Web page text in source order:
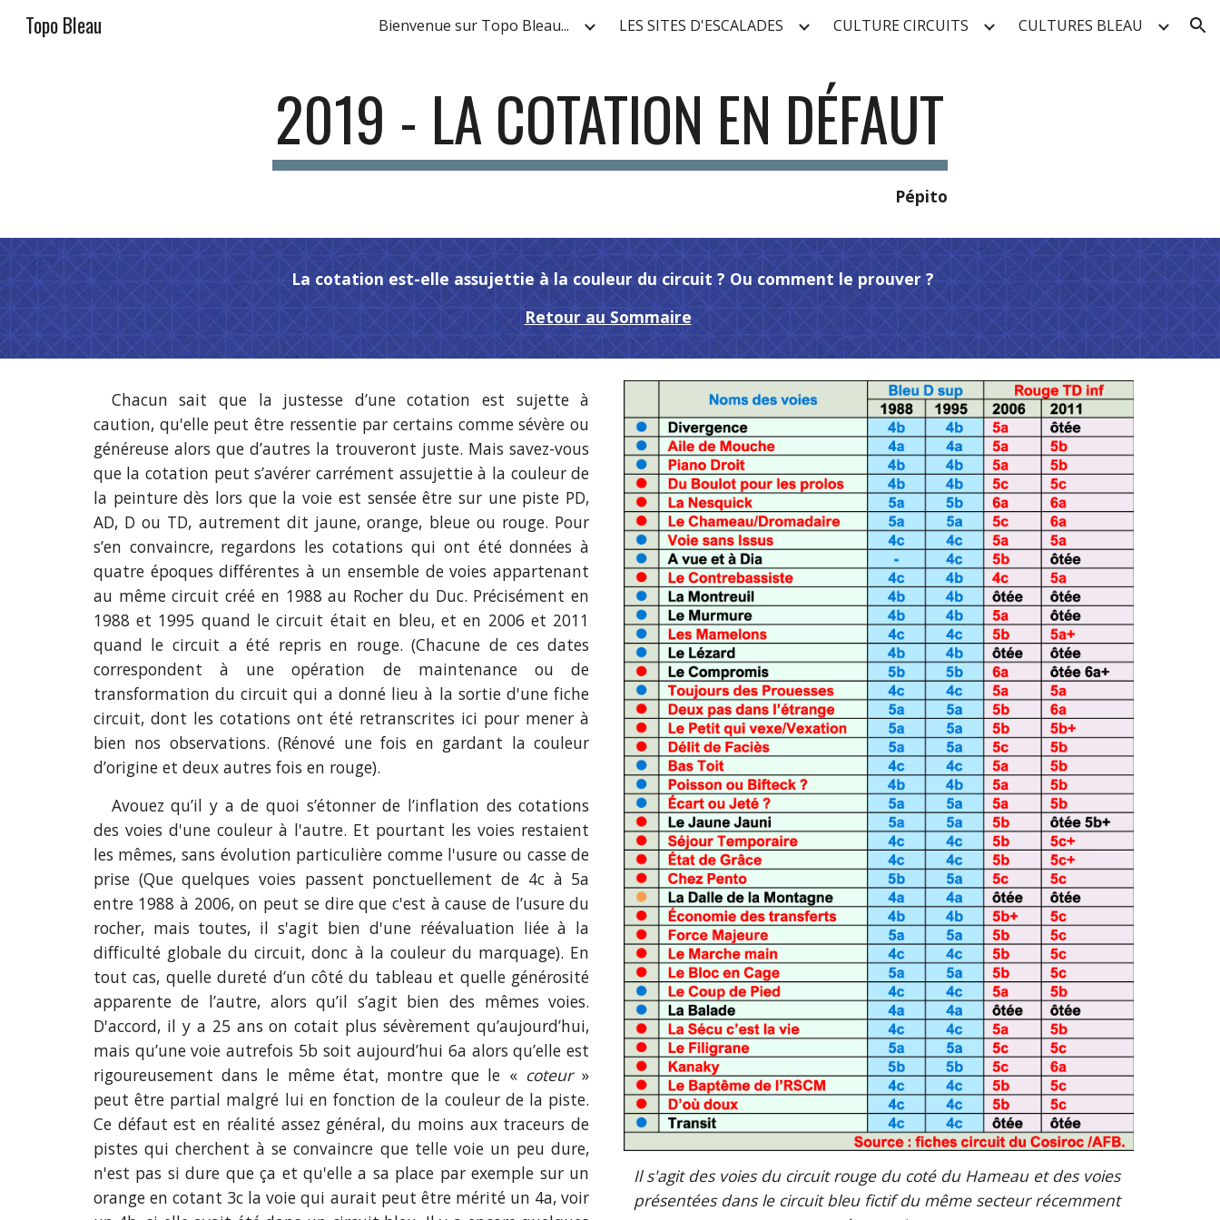
Skip to main content Skip to navigation
Topo Bleau Bienvenue sur Topo Bleau... LES SITES D'ESCALADES CULTURE CIRCUITS CULTURES BLEAU
2019 - LA COTATION EN DÉFAUT
Pépito
La cotation est-elle assujettie à la couleur du circuit ? Ou comment le prouver ?
Retour au Sommaire
Chacun sait que la justesse d’une cotation est sujette à
caution, qu'elle peut être ressentie par certains comme sévère ou
généreuse alors que d’autres la trouveront juste. Mais savez-vous
que la cotation peut s’avérer carrément assujettie à la couleur de
la peinture dès lors que la voie est sensée être sur une piste PD,
AD, D ou TD, autrement dit jaune, orange, bleue ou rouge. Pour
s’en convaincre, regardons les cotations qui ont étédonnées à
quatre époques différentes à un ensemble de voies appartenant
au même circuit créé en 1988 au Rocher du Duc. Précisément en
1988 et 1995 quand le circuit était en bleu, et en 2006 et 2011
quand le circuit a été repris en rouge. (Chacune de ces dates
correspondent à une opération de maintenanceou de
transformation du circuit qui a donné lieuà la sortie d'une fiche
circuit, dont les cotations ont été retranscrites ici pour mener à
bien nos observations. (Rénové une fois en gardant la couleur
d’origine et deux autres fois en rouge).
Avouez qu’il y a de quoi s’étonner de l’inflation des cotations
des voies d'une couleur à l'autre. Et pourtant les voies restaient
les mêmes, sans évolution particulière comme l'usure ou casse de
prise (Que quelques voies passent ponctuellement de 4c à 5a
entre 1988 à 2006, on peut se dire que c'est à cause de l’usure du
rocher, mais toutes, il s'agit bien d'une réévaluation liée à la
difficulté globale du circuit, donc à la couleur du marquage). En
tout cas, quelle dureté d’un côté du tableau et quelle générosité
apparente de l’autre, alors qu’il s’agit bien des mêmes voies.
D'accord, il y a 25 ans on cotait plus sévèrement qu’aujourd’hui,
mais qu’une voie autrefois 5b soit aujourd’hui 6a alors qu’elle est
rigoureusement dans le même état, montreque le « coteur»
peut être partial malgré lui en fonction de la couleur de la piste.
Ce défaut est en réalité assez général, du moins aux traceurs de
pistes quicherchent à se convaincre que telle voie un peu dure,
n'est pas si dure que ça et qu'elle a sa place par exemple sur un
orange en cotant 3c la voie qui aurait peut être mérité un 4a, voir
Il s'agit des voies du circuit rouge du coté du Hameau et des voies
présentées dans le circuit bleu fictif du même secteur récemment